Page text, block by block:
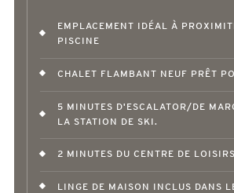
EMPLACEMENT IDÉAL À
PISCINE
CHALET FLAMBANT NEUF PRÊT
5 MINUTES D'ESCALATOR/DE
LA STATION DE SKI.
2 MINUTES DU CENTRE DE
LINGE DE MAISON INCLUS DANS